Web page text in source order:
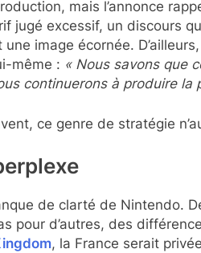
mais l’annonce
jugé excessif, un discours
image écornée.
même : « Nous savons que
continuerons à produire la
ce genre de stratégie
de clarté de Nintendo.
pour d’autres, des
, la France serait